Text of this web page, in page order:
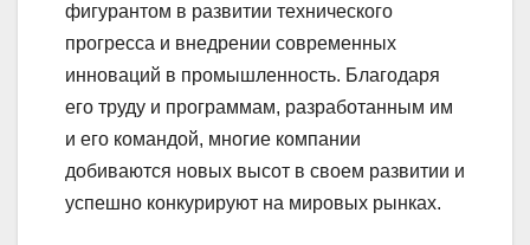
фигурантом в развитии технического
прогресса и внедрении современных
инноваций в промышленность. Благодаря
его труду и программам, разработанным им
и его командой, многие компании
добиваются новых высот в своем развитии и
успешно конкурируют на мировых рынках.